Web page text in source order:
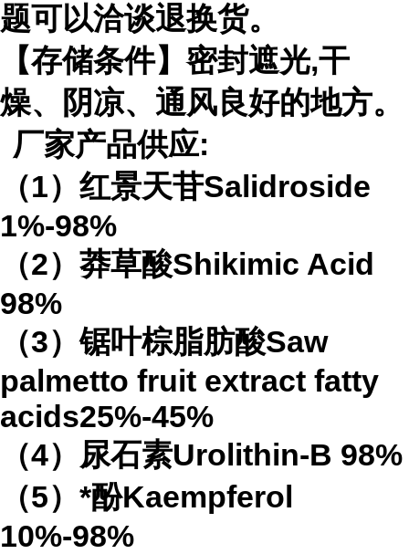
题可以洽谈退换货。
【存储条件】密封遮光,干
燥、阴凉、通风良好的地方。
厂家产品供应:
（1）红景天苷Salidroside
1%-98%
（2）莽草酸Shikimic Acid
98%
（3）锯叶棕脂肪酸Saw
palmetto fruit extract fatty
acids25%-45%
（4） 尿石素Urolithin-B 98%
（5）*酚Kaempferol
10%-98%